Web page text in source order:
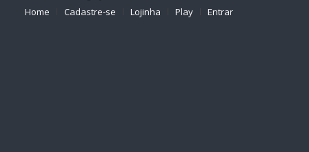
Home
Cadastre-se Lojinha Play Entrar